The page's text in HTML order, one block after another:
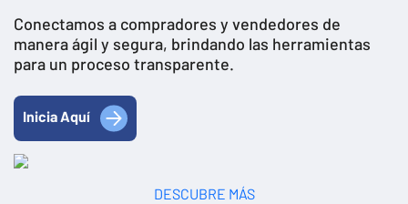
Conectamos a compradores y vendedores de
manera ágil y segura, brindando las herramientas
para un proceso transparente.
Inicia Aquí
DESCUBRE MÁS